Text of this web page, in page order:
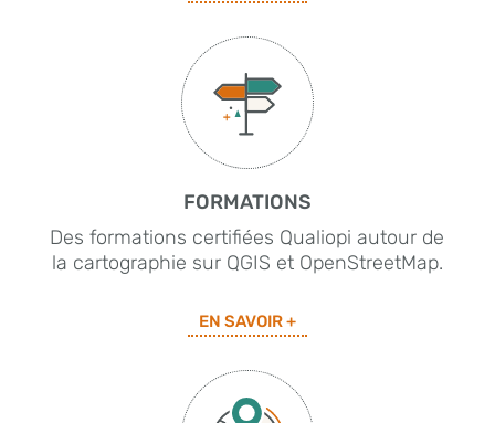
FORMATIONS
Des formations certifiées Qualiopi autour de
la cartographie sur QGIS et OpenStreetMap.
EN SAVOIR +